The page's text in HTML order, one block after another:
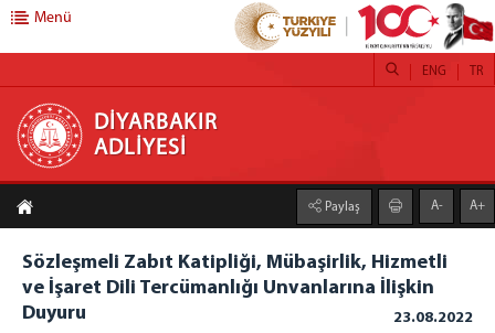
DİYARBAKIR ADLİYESİ
ADLİYEMİZ
FAALİYET RAPORLARI
DENETİMLİ SERBESTLİK MÜDÜRLÜĞÜ
Menü
DİYARBAKIR
ADLİYESİ
TR
ENG
Paylaş A- A+
Sözleşmeli Zabıt Katipliği, Mübaşirlik, Hizmetli
ve İşaret Dili Tercümanlığı Unvanlarına İlişkin
Duyuru
23.08.2022